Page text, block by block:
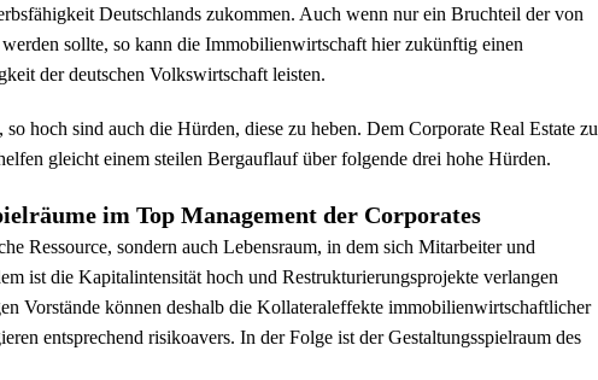
Deutschlands zukommen. Auch wenn nur ein Bruchteil der von
sollte, so kann die Immobilienwirtschaft hier zukünftig einen
der deutschen Volkswirtschaft leisten.
hoch sind auch die Hürden, diese zu heben. Dem Corporate Real Estate zu
gleicht einem steilen Bergauflauf über folgende drei hohe Hürden.
im Top Management der Corporates
Ressource, sondern auch Lebensraum, in dem sich Mitarbeiter und
ist die Kapitalintensität hoch und Restrukturierungsprojekte verlangen
Vorstände können deshalb die Kollateraleffekte immobilienwirtschaftlicher
entsprechend risikoavers. In der Folge ist der Gestaltungsspielraum des